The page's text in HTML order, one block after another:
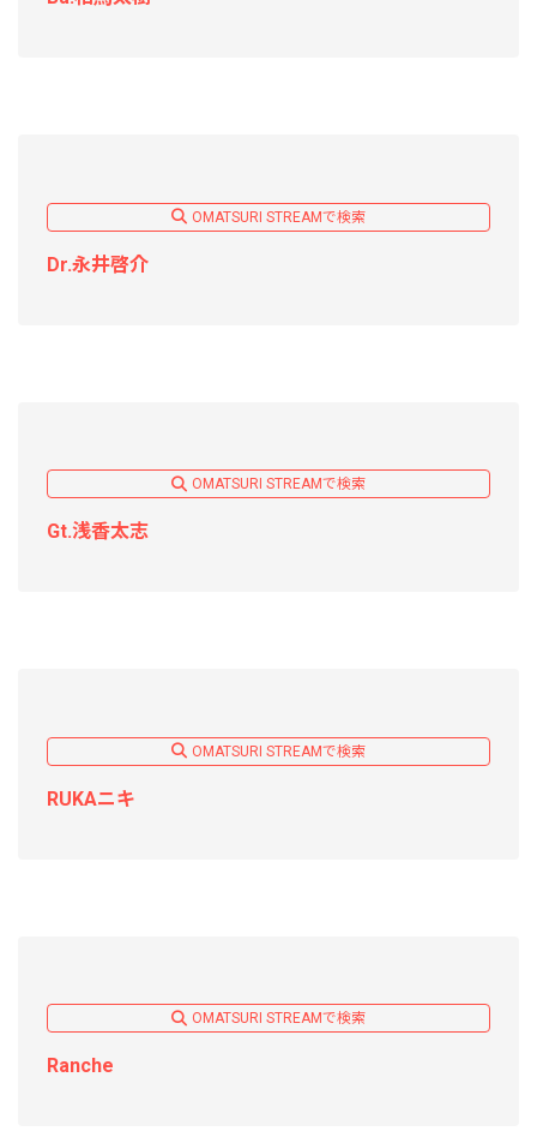
OMATSURI STREAMで検索
Dr.永井啓介
OMATSURI STREAMで検索
Gt.浅香太志
OMATSURI STREAMで検索
RUKAニキ
OMATSURI STREAMで検索
Ranche